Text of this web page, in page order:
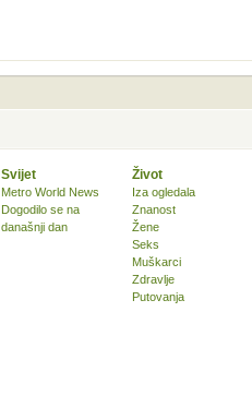
Svijet
Metro World News
Dogodilo se na
današnji dan
Život
Iza ogledala
Znanost
Žene
Seks
Muškarci
Zdravlje
Putovanja